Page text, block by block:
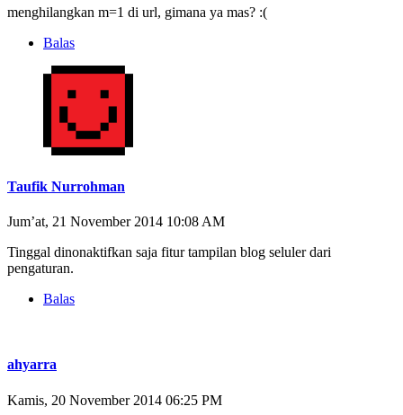
menghilangkan m=1 di url, gimana ya mas? :(
Balas
Taufik Nurrohman
Jum’at, 21 November 2014 10:08 AM
Tinggal dinonaktifkan saja fitur tampilan blog seluler dari
pengaturan.
Balas
ahyarra
Kamis, 20 November 2014 06:25 PM